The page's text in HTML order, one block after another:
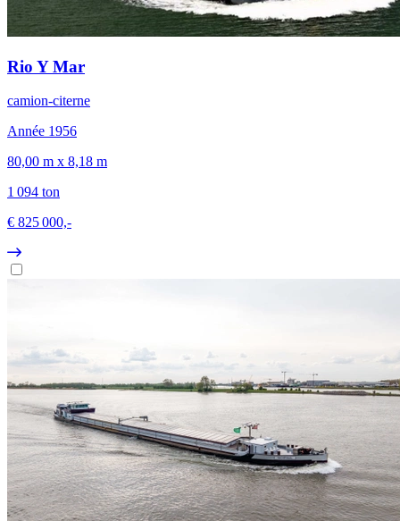
Rio Y Mar
camion-citerne
Année 1956
80,00 m x 8,18 m
1 094 ton
€ 825 000,-